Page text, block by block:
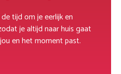
tijd om je eerlijk en
je altijd naar huis gaat
en het moment past.